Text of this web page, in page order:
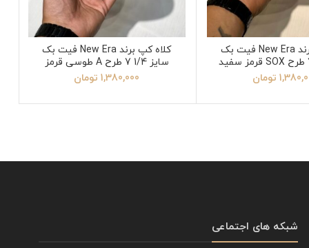
کلاه کپ برند New Era فیت بک
تومان
کلاه کپ برند New Era فیت بک
سایز 1/4 7 طرح A طوسی قرمز
1,380,000 تومان
شبکه های اجتماعی